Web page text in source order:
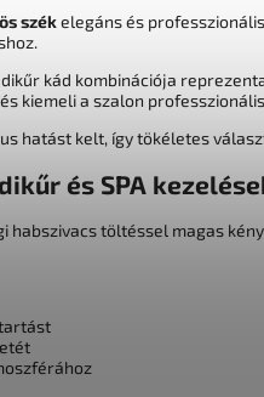
székelegáns és
kád kombinációja
kiemeli a szalon
hatást kelt, így tökéletes
és SPA
habszivacs töltéssel magas